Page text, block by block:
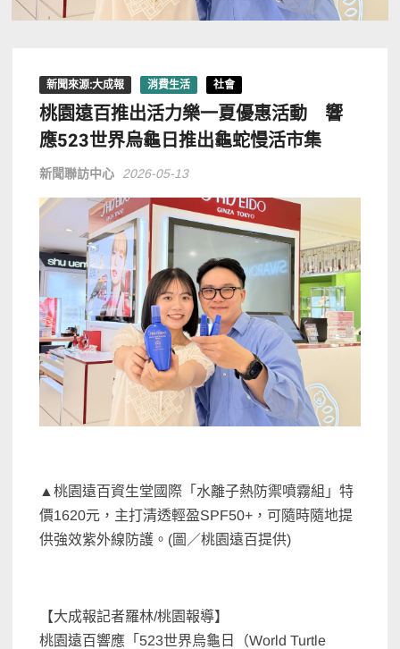
新聞來源:大成報 消費生活 社會
桃園遠百推出活力樂一夏優惠活動 響
應523世界烏龜日推出龜蛇慢活市集
新聞聯訪中心 2026-05-13
▲桃園遠百資生堂國際「水離子熱防禦噴霧組」特
價1620元，主打清透輕盈SPF50+，可隨時隨地提
供強效紫外線防護。(圖／桃園遠百提供)
【大成報記者羅林/桃園報導】
桃園遠百響應「523世界烏龜日（World Turtle